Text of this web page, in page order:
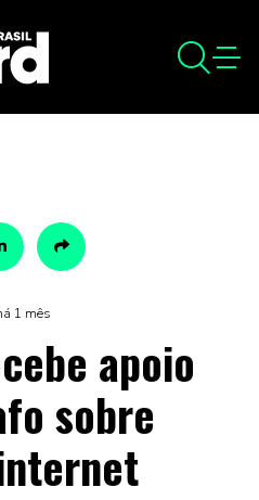
1 mês
apoio
sobre